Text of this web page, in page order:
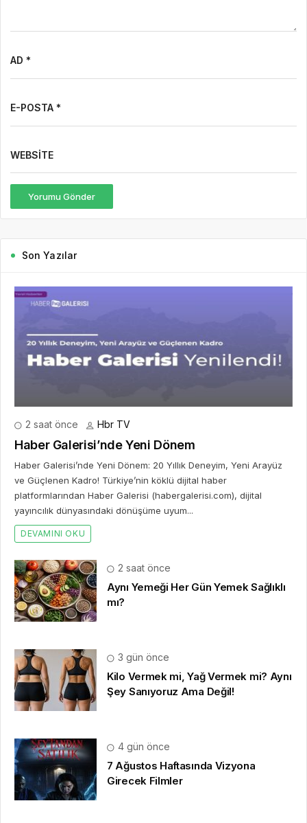
AD *
E-POSTA *
WEBSITE
Yorumu Gönder
Son Yazılar
2 saat önce Hbr TV
Haber Galerisi’nde Yeni Dönem
Haber Galerisi’nde Yeni Dönem: 20 Yıllık Deneyim, Yeni Arayüz
ve Güçlenen Kadro! Türkiye’nin köklü dijital haber
platformlarından Haber Galerisi (habergalerisi.com), dijital
yayıncılık dünyasındaki dönüşüme uyum...
DEVAMINI OKU
2 saat önce
Aynı Yemeği Her Gün Yemek Sağlıklı
mı?
3 gün önce
Kilo Vermek mi, Yağ Vermek mi? Aynı
Şey Sanıyoruz Ama Değil!
4 gün önce
7 Ağustos Haftasında Vizyona
Girecek Filmler